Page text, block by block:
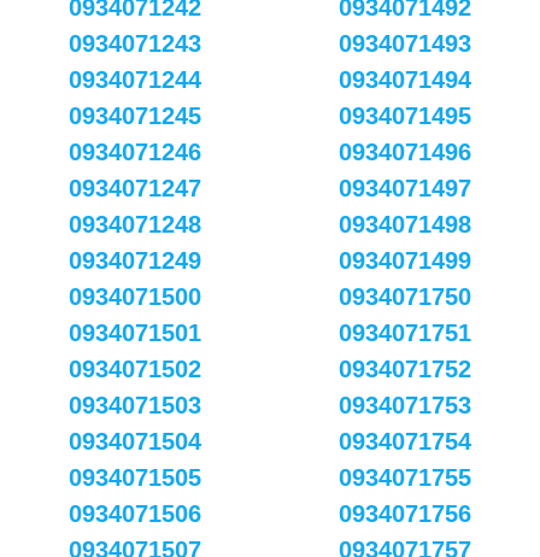
0934071242
0934071243
0934071244
0934071245
0934071246
0934071247
0934071248
0934071249
0934071492
0934071493
0934071494
0934071495
0934071496
0934071497
0934071498
0934071499
0934071500
0934071501
0934071502
0934071503
0934071504
0934071505
0934071506
0934071507
0934071750
0934071751
0934071752
0934071753
0934071754
0934071755
0934071756
0934071757